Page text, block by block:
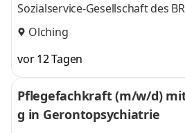
Sozialservice-Gesellschaft des
SeniorenWohnen Olching
Olching
vor 12 Tagen
Pflegefachkraft (m/w/d)
g in Gerontopsychiatrie